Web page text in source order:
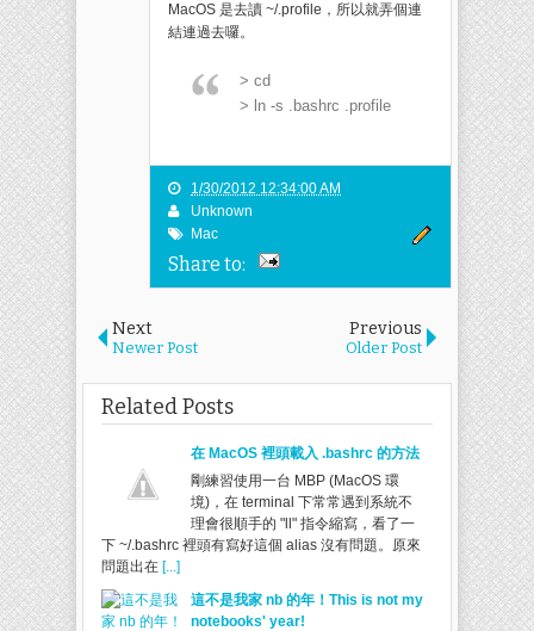
MacOS 是去讀 ~/.profile，所以就弄個連
結連過去囉。
> cd
> ln -s .bashrc .profile
1/30/2012 12:34:00 AM
Unknown
Mac
Share to:
Next
Newer Post
Previous
Older Post
Related Posts
在 MacOS 裡頭載入 .bashrc 的方法
剛練習使用一台 MBP (MacOS 環
境)，在 terminal 下常常遇到系統不
理會很順手的 "ll" 指令縮寫，看了一
下 ~/.bashrc 裡頭有寫好這個 alias 沒有問題。原來
問題出在 [...]
這不是我家 nb 的年！This is not my
notebooks' year!